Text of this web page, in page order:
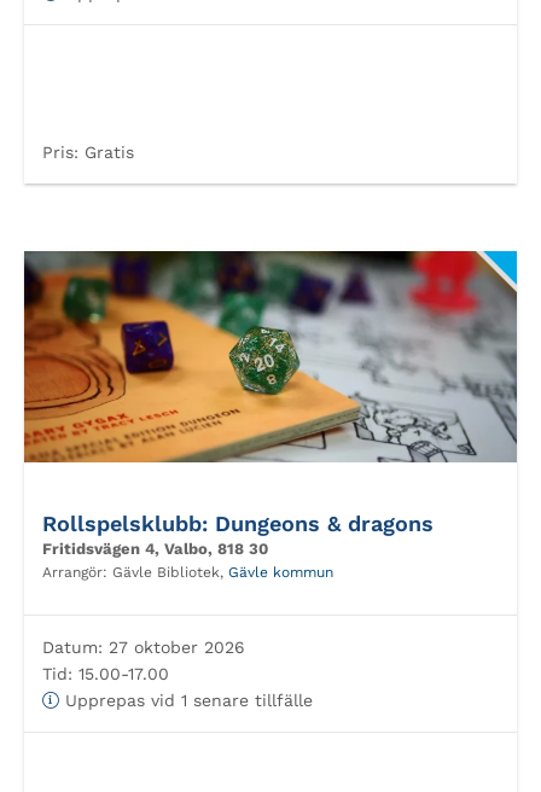
Pris: Gratis
Rollspelsklubb: Dungeons & dragons
Fritidsvägen 4, Valbo, 818 30
Arrangör: Gävle Bibliotek, Gävle kommun
Datum: 27 oktober 2026
Tid: 15.00-17.00
Upprepas vid 1 senare tillfälle